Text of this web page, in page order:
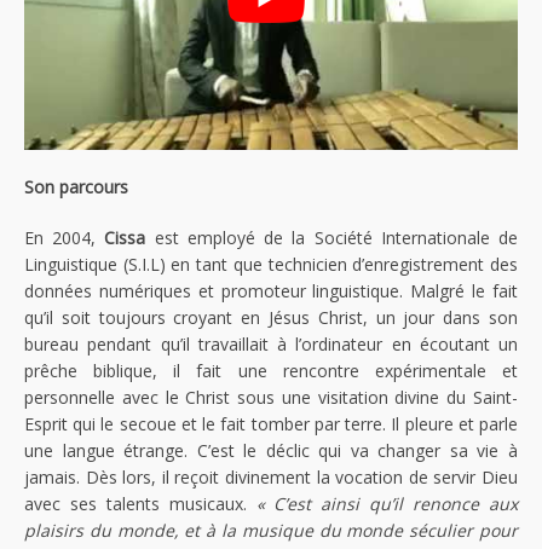
Son parcours
En 2004,Cissa est employé de la Société Internationale de
Linguistique (S.I.L) en tant que technicien d’enregistrement des
données numériques et promoteur linguistique. Malgré le fait
qu’il soit toujours croyant en Jésus Christ, un jour dans son
bureau pendant qu’il travaillait à l’ordinateur en écoutant un
prêche biblique, il fait une rencontre expérimentale et
personnelle avec le Christ sous une visitation divine du Saint-
Esprit qui le secoue et le fait tomber par terre. Il pleure et parle
une langue étrange. C’est le déclic qui va changer sa vie à
jamais. Dès lors, il reçoit divinement la vocation de servir Dieu
avec ses talents musicaux. « C’est ainsi qu’il renonce aux
plaisirs du monde, et à la musique du monde séculier pour